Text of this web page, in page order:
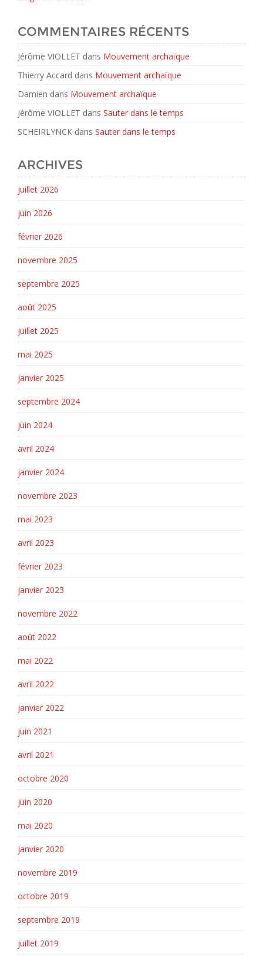
COMMENTAIRES RÉCENTS
Jérôme VIOLLET dans Mouvement archaïque
Thierry Accard dans Mouvement archaïque
Damien dans Mouvement archaïque
Jérôme VIOLLET dans Sauter dans le temps
SCHEIRLYNCK dans Sauter dans le temps
ARCHIVES
juillet 2026
juin 2026
février 2026
novembre 2025
septembre 2025
août 2025
juillet 2025
mai 2025
janvier 2025
septembre 2024
juin 2024
avril 2024
janvier 2024
novembre 2023
mai 2023
avril 2023
février 2023
janvier 2023
novembre 2022
août 2022
mai 2022
avril 2022
janvier 2022
juin 2021
avril 2021
octobre 2020
juin 2020
mai 2020
janvier 2020
novembre 2019
octobre 2019
septembre 2019
juillet 2019